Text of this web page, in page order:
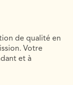
de qualité en
Votre
et à